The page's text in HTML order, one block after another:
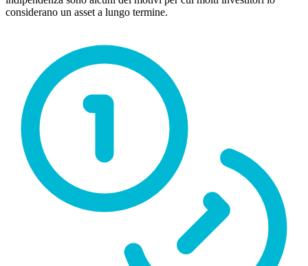
considerano un asset a lungo termine.